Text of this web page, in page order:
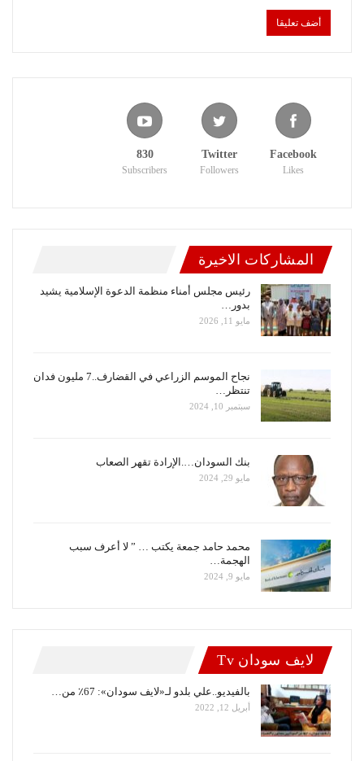
Facebook
Likes
Twitter
Followers
830
Subscribers
المشاركات الاخيرة
رئيس مجلس أمناء منظمة الدعوة الإسلامية يشيد
بدور…
مايو 11, 2026
نجاح الموسم الزراعي في القضارف..7 مليون فدان
تنتظر…
سبتمبر 10, 2024
بنك السودان….الإرادة تقهر الصعاب
مايو 29, 2024
محمد حامد جمعة يكتب … ” لا أعرف سبب
الهجمة…
مايو 9, 2024
لايف سودان Tv
بالفيديو..علي بلدو لـ«لايف سودان»: 67٪ من…
أبريل 12, 2022